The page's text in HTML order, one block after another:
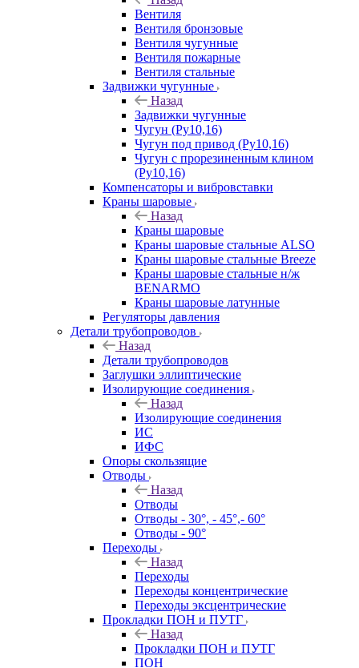
Вентиля
Вентиля бронзовые
Вентиля чугунные
Вентиля пожарные
Вентиля стальные
Задвижки чугунные
Назад
Задвижки чугунные
Чугун (Ру10,16)
Чугун под привод (Ру10,16)
Чугун с прорезиненным клином
(Ру10,16)
Компенсаторы и вибровставки
Краны шаровые
Назад
Краны шаровые
Краны шаровые стальные ALSO
Краны шаровые стальные Breeze
Краны шаровые стальные н/ж
BENARMO
Краны шаровые латунные
Регуляторы давления
Детали трубопроводов
Назад
Детали трубопроводов
Заглушки эллиптические
Изолирующие соединения
Назад
Изолирующие соединения
ИС
ИФС
Опоры скользящие
Отводы
Назад
Отводы
Отводы - 30°, - 45°,- 60°
Отводы - 90°
Переходы
Назад
Переходы
Переходы концентрические
Переходы эксцентрические
Прокладки ПОН и ПУТГ
Назад
Прокладки ПОН и ПУТГ
ПОН